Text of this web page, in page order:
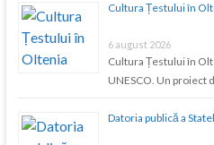
Cultura Țestului în
6 august 2026
Cultura Țestului în
UNESCO. Un proiect
Datoria publică a